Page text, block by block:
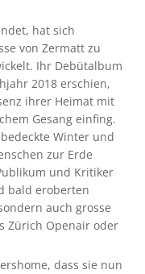
hat sich
von Zermatt zu
Ihr Debütalbum
2018 erschien,
ihrer Heimat mit
Gesang einfing.
Winter und
zur Erde
und Kritiker
bald eroberten
auch grosse
Zürich Openair oder
dass sie nun